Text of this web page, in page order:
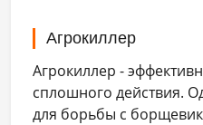
Агрокиллер
Агрокиллер -
сплошного действия.
для борьбы с